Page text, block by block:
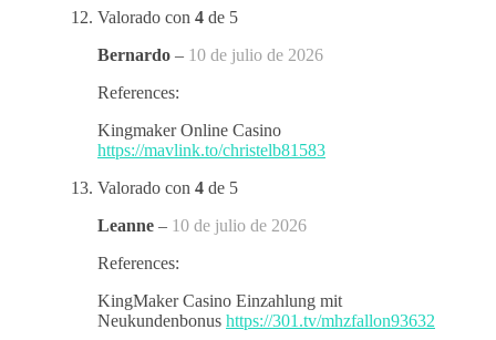
Valorado con 4 de 5
Bernardo – 10 de julio de 2026
References:
Kingmaker Online Casino
https://mavlink.to/christelb81583
Valorado con 4 de 5
Leanne – 10 de julio de 2026
References:
KingMaker Casino Einzahlung mit
Neukundenbonus https://301.tv/mhzfallon93632